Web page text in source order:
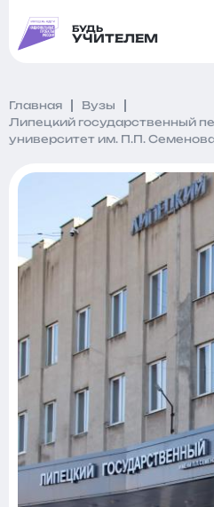
БУДЬ
УЧИТЕЛЕМ
Главная
Вузы
Липецкий государственный
университет им. П.П.